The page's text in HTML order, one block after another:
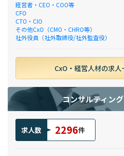
経営者・CEO・COO等
CFO
CTO・CIO
その他CxO（CMO・CHRO等）
社外役員（社外取締役/社外監査役）
CxO・経営人材の求人
コンサルティン
求人数 2296件